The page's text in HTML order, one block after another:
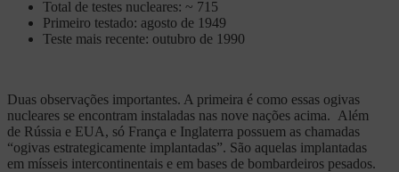
Total de testes nucleares: ~ 715
Primeiro testado: agosto de 1949
Teste mais recente: outubro de 1990
Duas observações importantes. A primeira é como essas ogivas
nucleares se encontram instaladas nas nove nações acima. Além
de Rússia e EUA, só França e Inglaterra possuem as chamadas
“ogivas estrategicamente implantadas”. São aquelas implantadas
em mísseis intercontinentais e em bases de bombardeiros pesados.